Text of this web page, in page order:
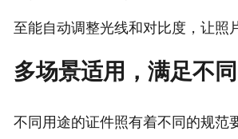
至能自动调整光线和对比度，让照
多场景适用，满足不
不同用途的证件照有着不同的规范